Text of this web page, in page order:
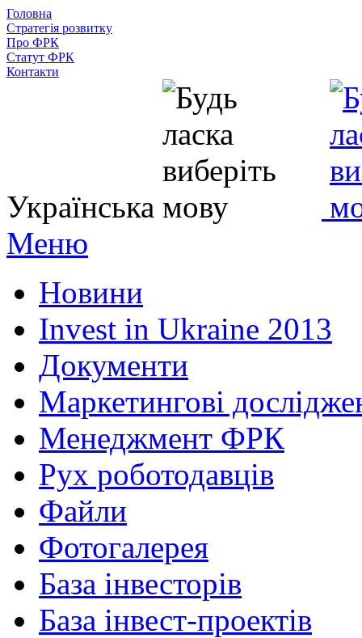
Головна
Стратегія розвитку
Про ФРК
Статут ФРК
Контакти
Українська
Меню
Новини
Invest in Ukraine 2013
Документи
Маркетингові
Менеджмент ФРК
Рух роботодавців
Файли
Фотогалерея
База інвесторів
База інвест-проектів